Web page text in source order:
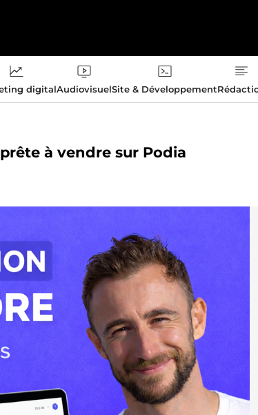
digitalAudiovisuelSite & Développement
à vendre sur Podia